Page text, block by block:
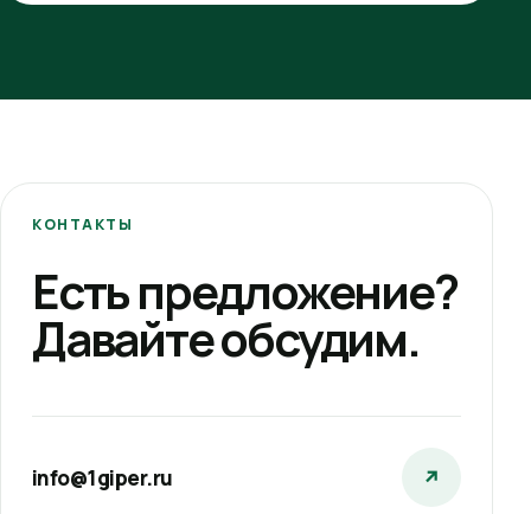
КОНТАКТЫ
Есть предложение?
Давайте обсудим.
info@1giper.ru ↗